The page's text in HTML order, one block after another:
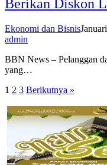
Berikan Diskon
Ekonomi dan Bisnis
admin
BBN News – Pelanggan
yang…
Paginasi
pos
1 2 3 Berikutnya »